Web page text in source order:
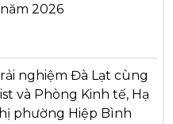
2026
nghiệm Đà Lạt cùng
và Phòng Kinh tế, Hạ
phường Hiệp Bình